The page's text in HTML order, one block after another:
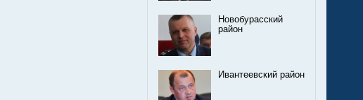
Новобурасский
район
Ивантеевский район